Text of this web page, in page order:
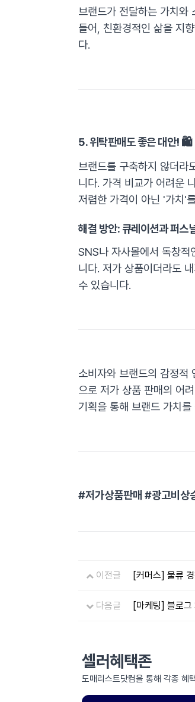
브랜드가 전달하는 가치와
들어, 친환경적인 삶을 지
다.
5. 위탁판매도 좋은 대안! 🛍️
브랜드를 구축하지 않더라
니다. 가격 비교가 어려운
저렴한 가격이 아닌 '가치'
해결 방안: 큐레이션과 퍼스
SNS나 자사몰에서 독창적
니다. 저가 상품이더라도
수 있습니다.
소비자와 브랜드의 감정적
으로 저가 상품 판매의 어
기획을 통해 브랜드 가치를
#저가상품판매 #광고비상
이전글 [커머스] 물류
다음글 [마케팅] 블로
셀러혜택존
도매리스트닷컴을 통해 각종 혜